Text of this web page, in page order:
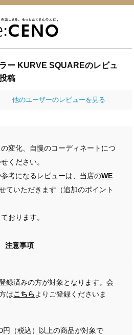
ー KURVE SQUAREのレビュ
稿
他のユーザーのレビューを見る
変化、自慢のコーディネートにつ
ください。
考になるレビューは、当店のWE
ていただきます（追加のポイント
おります。
注意事項
録済みの方が対象となります。会
はこちらよりご登録くださいま
円（税込）以上の商品が対象で